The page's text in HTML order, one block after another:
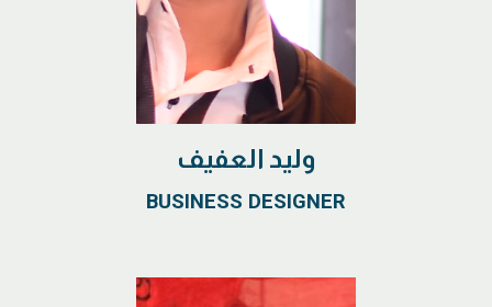
وليد العفيف
BUSINESS DESIGNER